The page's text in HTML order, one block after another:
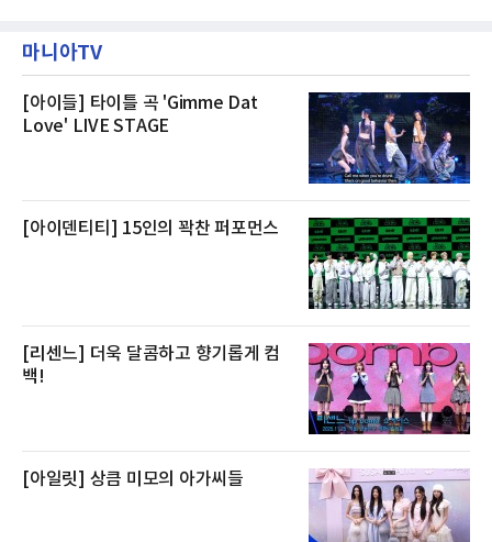
스 센터 사우나 2인 이용 혜택이 포함된다.특히
클럽 앰배서더 라운지
우 등이 포함됐다. 쿠팡은 올해 큰 크기의 전복
생산량이 늘어난 점을 반영해 주요 산지 상품을
전복은 산지에서 채취한 뒤 전국으로 직송되는
방식으로 운영된다. 신선도가 중요한 상품인 만
큼 이르면 다음 날 오전 배송이 가능하도록 물류
마니아TV
[아이들] 타이틀 곡 'Gimme Dat
Love' LIVE STAGE
[아이덴티티] 15인의 꽉찬 퍼포먼스
[리센느] 더욱 달콤하고 향기롭게 컴
백!
[아일릿] 상큼 미모의 아가씨들